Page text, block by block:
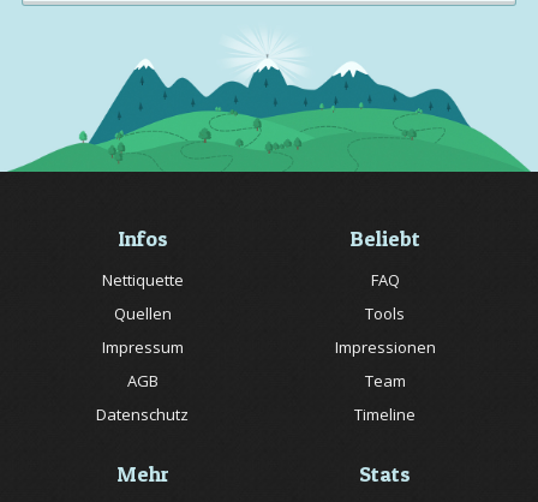
Infos
Nettiquette
Quellen
Impressum
AGB
Datenschutz
Beliebt
FAQ
Tools
Impressionen
Team
Timeline
Mehr Stats